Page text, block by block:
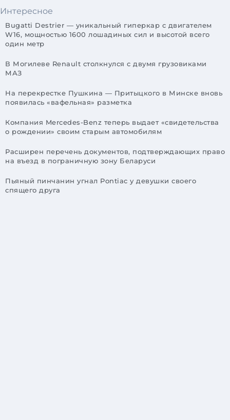
Интересное
Bugatti Destrier — уникальный гиперкар с двигателем
W16, мощностью 1600 лошадиных сил и высотой всего
один метр
В Могилеве Renault столкнулся с двумя грузовиками
МАЗ
На перекрестке Пушкина — Притыцкого в Минске вновь
появилась «вафельная» разметка
Компания Mercedes-Benz теперь выдает «свидетельства
о рождении» своим старым автомобилям
Расширен перечень документов, подтверждающих право
на въезд в пограничную зону Беларуси
Пьяный пинчанин угнал Pontiac у девушки своего
спящего друга